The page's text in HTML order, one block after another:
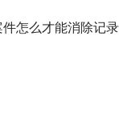
怎么才能消除记录